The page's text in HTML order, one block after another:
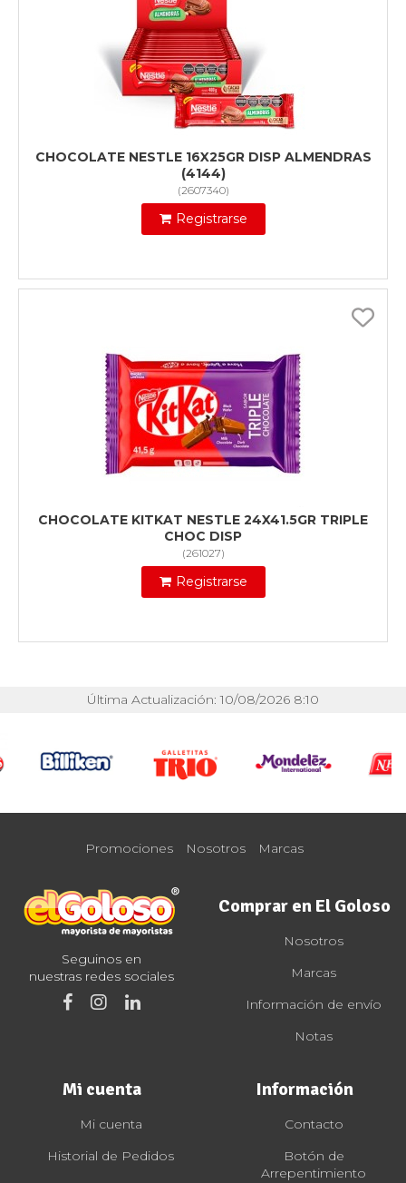
CHOCOLATE NESTLE 16X25GR DISP ALMENDRAS
(4144)
(2607340)
Registrarse
CHOCOLATE KITKAT NESTLE 24X41.5GR TRIPLE
CHOC DISP
(261027)
Registrarse
Última Actualización: 10/08/2026 8:10
Promociones Nosotros Marcas
Seguinos en
nuestras redes sociales
Comprar en El Goloso
Nosotros
Marcas
Información de envío
Notas
Mi cuenta
Mi cuenta
Historial de Pedidos
Información
Contacto
Botón de
Arrepentimiento